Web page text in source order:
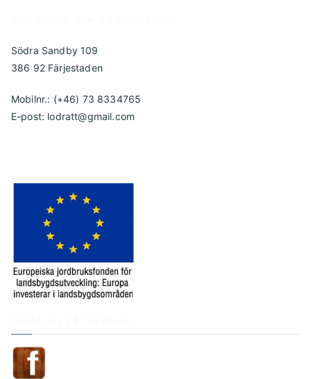
Södra Sandby 109
386 92 Färjestaden
Mobilnr.: (+46) 73 8334765
E-post: lodratt@gmail.com